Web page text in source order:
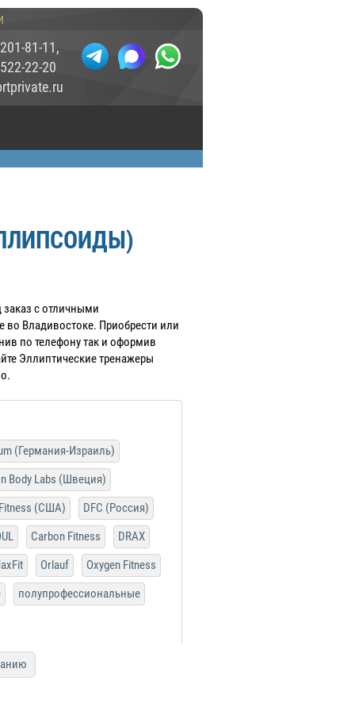
81-11,
22-20
c отличными
Владивостоке. Приобрести или
по телефону так и оформив
Эллиптические тренажеры
(Германия-Израиль)
Body Labs (Швеция)
(США)
DFC (Россия)
Carbon Fitness
DRAX
Orlauf
Oxygen Fitness
полупрофессиональные